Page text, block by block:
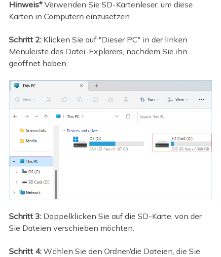
Hinweis*Verwenden Sie SD-Kartenleser, um diese
Karten in Computern einzusetzen.
Schritt 2:Klicken Sie auf "Dieser PC" in der linken
Menüleiste des Datei-Explorers, nachdem Sie ihn
geöffnet haben.
Schritt 3:Doppelklicken Sie auf die SD-Karte, von der
Sie Dateien verschieben möchten.
Schritt 4:Wählen Sie den Ordner/die Dateien, die Sie